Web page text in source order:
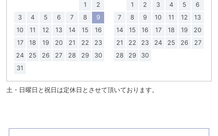
1
2
3
4 5 6 7 8
9
10
11 12 13 14 15
16
17
18 19 20 21 22
23
24
25 26 27 28 29
30
31
1
2 3 4 5
6
7
8 9 10 11 12
13
14
15 16 17 18 19
20
21
22 23 24 25 26
27
28
29 30
土・日曜日と祝日は定休日とさせて頂いております。